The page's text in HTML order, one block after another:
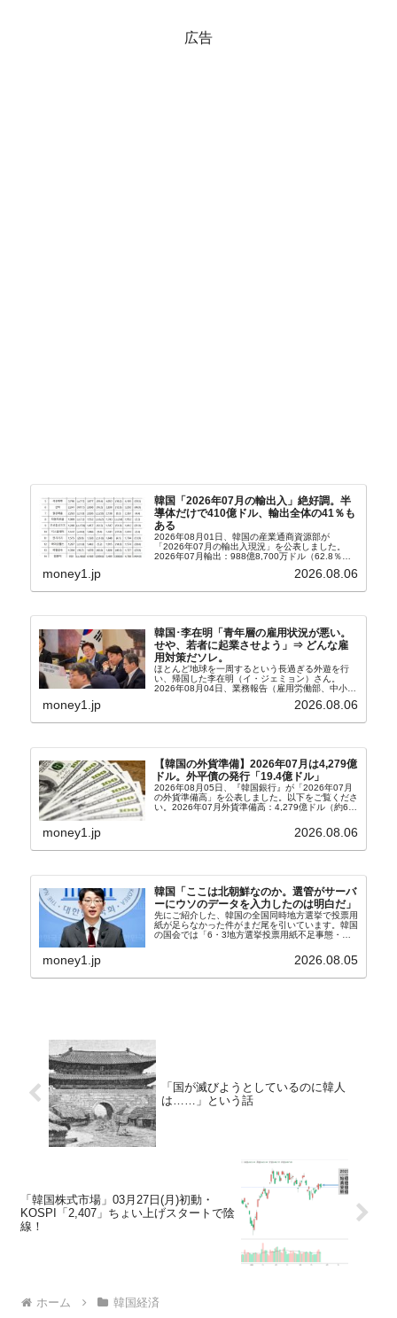
広告
韓国「2026年07月の輸出入」絶好調。半
導体だけで410億ドル、輸出全体の41％も
ある
2026年08月01日、韓国の産業通商資源部が
「2026年07月の輸出入現況」を公表しました。
2026年07月輸出：988億8,700万ドル（62.8％）
money1.jp 2026.08.06
韓国･李在明「青年層の雇用状況が悪い。
せや、若者に起業させよう」⇒ どんな雇
用対策だソレ。
ほとんど地球を一周するという長過ぎる外遊を行
い、帰国した李在明（イ・ジェミョン）さん。
2026年08月04日、業務報告（雇用労働部、中小ベ
上、韓国大統領に成りおおせた李在明（イ・ジェミ
money1.jp 2026.08.06
【韓国の外貨準備】2026年07月は4,279億
ドル。外平債の発行「19.4億ドル」
2026年08月05日、『韓国銀行』が「2026年07月
の外貨準備高」を公表しました。以下をご覧くださ
い。2026年07月外貨準備高：4,279億ドル（約67
money1.jp 2026.08.06
韓国「ここは北朝鮮なのか。選管がサーバ
ーにウソのデータを入力したのは明白だ」
先にご紹介した、韓国の全国同時地方選挙で投票用
紙が足らなかった件がまだ尾を引いています。韓国
の国会では「6・3地方選挙投票用紙不足事態・国
す。『国民の力』の朱晋佑（チュ・ジヌ）議員はそ
money1.jp 2026.08.05
「国が滅びようとしているのに韓人
は……」という話
「韓国株式市場」03月27日(月)初動・
KOSPI「2,407」ちょい上げスタートで陰
線！
ホーム 韓国経済